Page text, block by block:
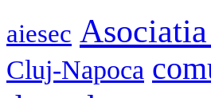
aiesec
Cluj-Napoca